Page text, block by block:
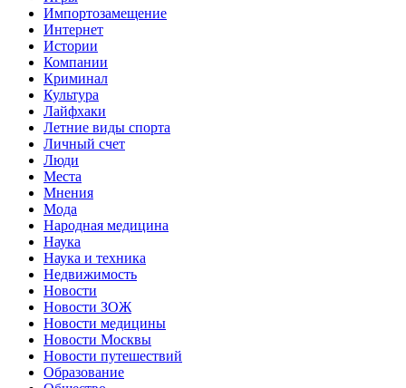
Импортозамещение
Интернет
Истории
Компании
Криминал
Культура
Лайфхаки
Летние виды спорта
Личный счет
Люди
Места
Мнения
Мода
Народная медицина
Наука
Наука и техника
Недвижимость
Новости
Новости ЗОЖ
Новости медицины
Новости Москвы
Новости путешествий
Образование